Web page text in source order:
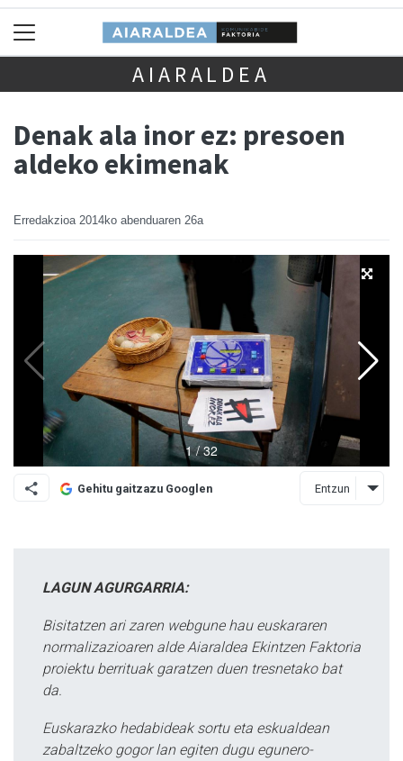
AIARALDEA
Denak ala inor ez: presoen
aldeko ekimenak
Erredakzioa 2014ko abenduaren 26a
Gehitu gaitzazu Googlen Entzun
LAGUN AGURGARRIA:
Bisitatzen ari zaren webgune hau euskararen
normalizazioaren alde Aiaraldea Ekintzen Faktoria
proiektu berrituak garatzen duen tresnetako bat
da.
Euskarazko hedabideak sortu eta eskualdean
zabaltzeko gogor lan egiten dugu egunero-